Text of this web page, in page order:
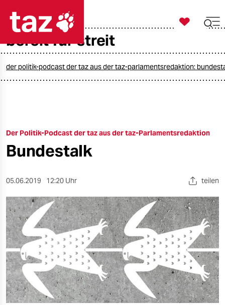
taz zahl ich
öko
gesellschaft
kultur
sport
berlin
nord
wahrheit
verlag

taz zahl ich
bereit für streit
der politik-podcast der taz aus der taz-parlamentsredaktion:
Der Politik-Podcast der taz aus der taz-Parlamentsredaktion
Bundestalk
05.06.2019 12:20 Uhr teilen